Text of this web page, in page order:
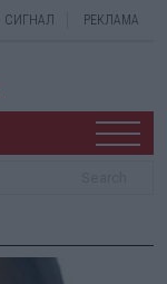
СИГНАЛ РЕКЛАМА